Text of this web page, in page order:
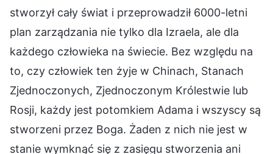
stworzył cały świat i przeprowadził 6000-letni
plan zarządzania nie tylko dla Izraela, ale dla
każdego człowieka na świecie. Bez względu na
to, czy człowiek ten żyje w Chinach, Stanach
Zjednoczonych, Zjednoczonym Królestwie lub
Rosji, każdy jest potomkiem Adama i wszyscy są
stworzeni przez Boga. Żaden z nich nie jest w
stanie wymknąć się z zasięgu stworzenia ani